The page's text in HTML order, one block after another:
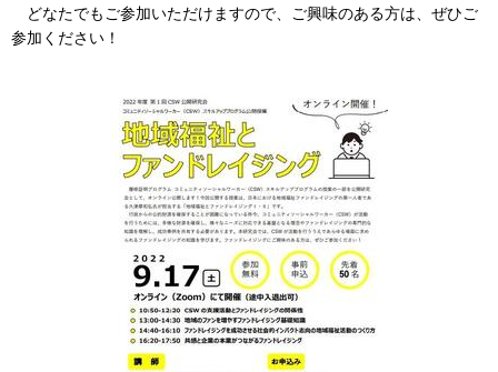
どなたでもご参加いただけますので、ご興味のある方は、ぜひご
参加ください！